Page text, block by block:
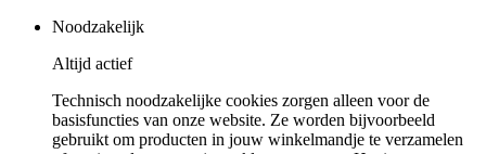
Noodzakelijk
Altijd actief
Technisch noodzakelijke cookies zorgen alleen voor de
basisfuncties van onze website. Ze worden bijvoorbeeld
gebruikt om producten in jouw winkelmandje te verzamelen